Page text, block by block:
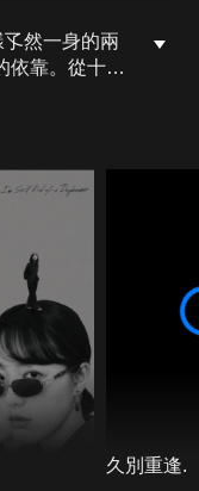
然一身的兩
依靠。從十六
琳擁有他給
兩人一生的決
久別重逢.